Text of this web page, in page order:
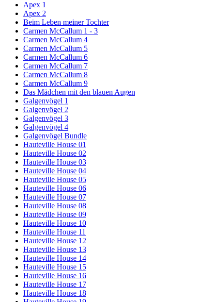
Apex 1
Apex 2
Beim Leben meiner Tochter
Carmen McCallum 1 - 3
Carmen McCallum 4
Carmen McCallum 5
Carmen McCallum 6
Carmen McCallum 7
Carmen McCallum 8
Carmen McCallum 9
Das Mädchen mit den blauen Augen
Galgenvögel 1
Galgenvögel 2
Galgenvögel 3
Galgenvögel 4
Galgenvögel Bundle
Hauteville House 01
Hauteville House 02
Hauteville House 03
Hauteville House 04
Hauteville House 05
Hauteville House 06
Hauteville House 07
Hauteville House 08
Hauteville House 09
Hauteville House 10
Hauteville House 11
Hauteville House 12
Hauteville House 13
Hauteville House 14
Hauteville House 15
Hauteville House 16
Hauteville House 17
Hauteville House 18